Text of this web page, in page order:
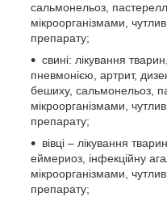
сальмонельоз,
мікроорганізмами,
препарату;
свині: лікування
пневмонією, артрит,
бешиху, сальмонельоз,
мікроорганізмами,
препарату;
вівці – лікування
еймериоз, інфекційну
мікроорганізмами,
препарату;